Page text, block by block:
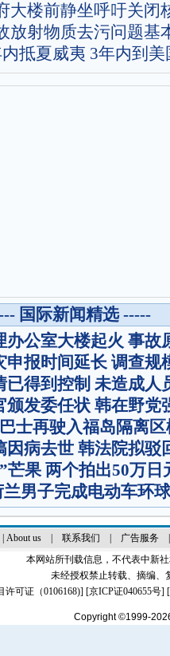
大楼前静坐呼吁关闭
放射物质去污问题基
抵夏威夷 3年内到美
国际新闻精选 -----
公室大楼起火 事故
报时间延长 调查规
得到控制 未造成人
发委任状 韩在野党
士再驶入福岛隔离
病去世 韩法院拟驳
芒果 两个拍出50万日
男子完成电动车环
About us| 联系我们 广告服务
本网站所刊载信息，不代表中新
未经授权禁止转载、摘编、
许可证（0106168)] [京ICP证040655号]
Copyright ©1999-